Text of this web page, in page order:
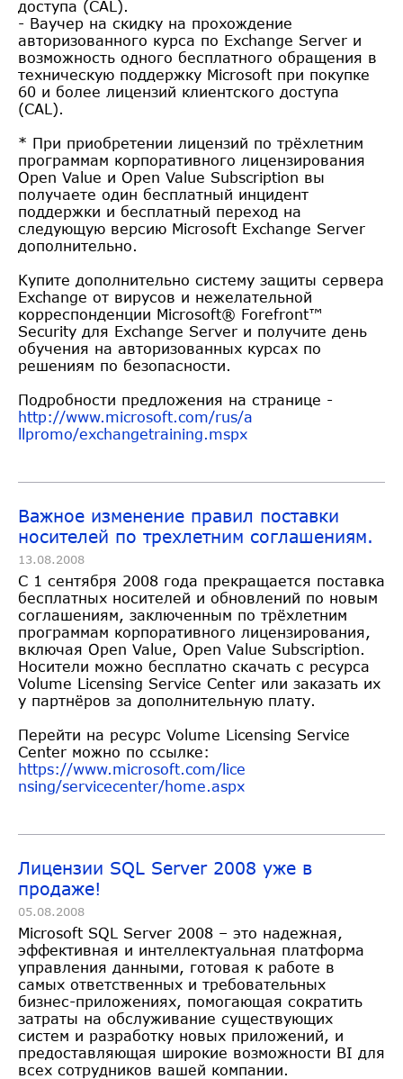
доступа (CAL).
- Ваучер на скидку на прохождение
авторизованного курса по Exchange Server и
возможность одного бесплатного обращения в
техническую поддержку Microsoft при покупке
60 и более лицензий клиентского доступа
(CAL).
* При приобретении лицензий по трёхлетним
программам корпоративного лицензирования
Open Value и Open Value Subscription вы
получаете один бесплатный инцидент
поддержки и бесплатный переход на
следующую версию Microsoft Exchange Server
дополнительно.
Купите дополнительно систему защиты сервера
Exchange от вирусов и нежелательной
корреспонденции Microsoft® Forefront™
Security для Exchange Server и получите день
обучения на авторизованных курсах по
решениям по безопасности.
Подробности предложения на странице -
http://www.microsoft.com/rus/a
llpromo/exchangetraining.mspx
Важное изменение правил поставки
носителей по трехлетним соглашениям.
13.08.2008
С 1 сентября 2008 года прекращается поставка
бесплатных носителей и обновлений по новым
соглашениям, заключенным по трёхлетним
программам корпоративного лицензирования,
включая Open Value, Open Value Subscription.
Носители можно бесплатно скачать с ресурса
Volume Licensing Service Center или заказать их
у партнёров за дополнительную плату.
Перейти на ресурс Volume Licensing Service
Center можно по ссылке:
https://www.microsoft.com/lice
nsing/servicecenter/home.aspx
Лицензии SQL Server 2008 уже в
продаже!
05.08.2008
Microsoft SQL Server 2008 – это надежная,
эффективная и интеллектуальная платформа
управления данными, готовая к работе в
самых ответственных и требовательных
бизнес-приложениях, помогающая сократить
затраты на обслуживание существующих
систем и разработку новых приложений, и
предоставляющая широкие возможности BI для
всех сотрудников вашей компании.